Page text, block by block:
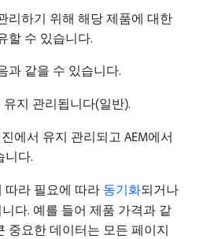
리하기 위해 해당 제품에 대한
할 수 있습니다.
과 같을 수 있습니다.
유지 관리됩니다(일반).
에서 유지 관리되고 AEM에서
니다.
따라 필요에 따라 동기화되거나
다. 예를 들어 제품 가격과 같
중요한 데이터는 모든 페이지